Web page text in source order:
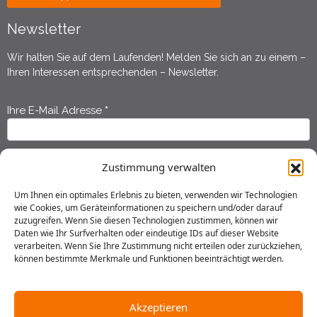
Zustimmung verwalten
Um Ihnen ein optimales Erlebnis zu bieten, verwenden wir Technologien
wie Cookies, um Geräteinformationen zu speichern und/oder darauf
zuzugreifen. Wenn Sie diesen Technologien zustimmen, können wir
Daten wie Ihr Surfverhalten oder eindeutige IDs auf dieser Website
verarbeiten. Wenn Sie Ihre Zustimmung nicht erteilen oder zurückziehen,
können bestimmte Merkmale und Funktionen beeinträchtigt werden.
Akzeptieren
Newsletter
Wir halten Sie auf dem Laufenden! Melden Sie sich an zu einem –
Ihren Interessen entsprechenden – Newsletter.
Newsletter
Anmeldung
Ihre E-Mail Adresse *
Ihr Nachname*
Ich habe dieDatenschutzerklärunggelesen und erkläre mich